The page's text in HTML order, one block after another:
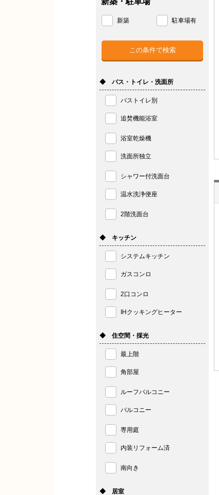
新築 駐車場有
◆ バス・トイレ・洗面所
バストイレ別
追焚機能浴室
浴室乾燥機
洗面所独立
シャワー付洗面台
温水洗浄便座
2階洗面台
◆ キッチン
システムキッチン
ガスコンロ
2口コンロ
IHクッキングヒーター
◆ 住空間・採光
最上階
角部屋
ルーフバルコニー
バルコニー
専用庭
内装リフォーム済
南向き
◆ 居室